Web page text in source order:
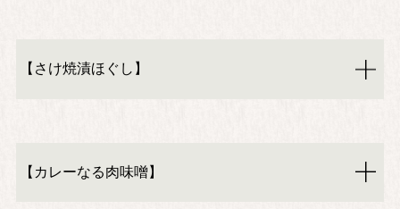
【さけ焼漬ほぐし】
【カレーなる肉味噌】